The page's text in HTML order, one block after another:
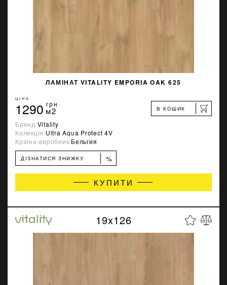
ЛАМІНАТ VITALITY EMPORIA OAK 625
ЦІНА
1290 грн
м2 В КОШИК
Бренд:Vitality
Колекція:Ultra Aqua Protect 4V
Країна-виробник:Бельгия
ДІЗНАТИСЯ ЗНИЖКУ %
КУПИТИ
19x126